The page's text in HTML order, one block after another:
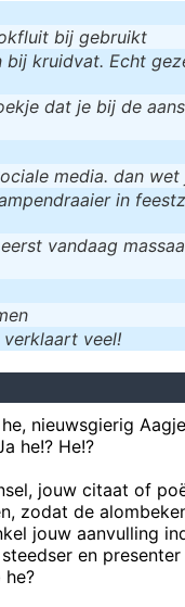
bij gebruikt
kruidvat. Echt
dat je bij de
media. dan
in
vandaag
veel!
nieuwsgierig
he!? He!?
jouw citaat of
zodat de
jouw aanvulling
en